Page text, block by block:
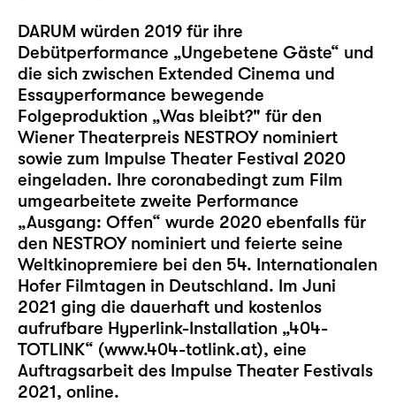
DARUM würden 2019 für ihre
Debütperformance „Ungebetene Gäste“ und
die sich zwischen Extended Cinema und
Essayperformance bewegende
Folgeproduktion „Was bleibt?" für den
Wiener Theaterpreis NESTROY nominiert
sowie zum Impulse Theater Festival 2020
eingeladen. Ihre coronabedingt zum Film
umgearbeitete zweite Performance
„Ausgang: Offen“ wurde 2020 ebenfalls für
den NESTROY nominiert und feierte seine
Weltkinopremiere bei den 54. Internationalen
Hofer Filmtagen in Deutschland. Im Juni
2021 ging die dauerhaft und kostenlos
aufrufbare Hyperlink-Installation „404-
TOTLINK“ (www.404-totlink.at), eine
Auftragsarbeit des Impulse Theater Festivals
2021, online.